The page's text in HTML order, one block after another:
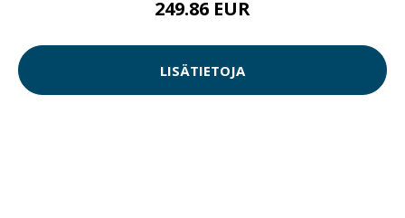
249.86 EUR
LISÄTIETOJA